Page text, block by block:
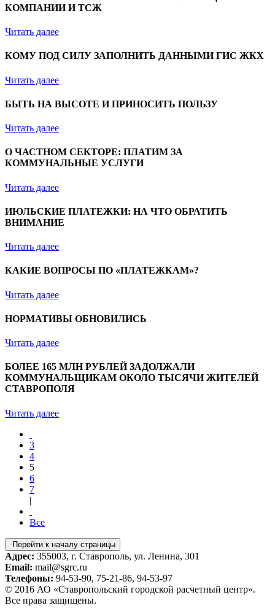
КОМПАНИИ И ТСЖ
Читать далее
КОМУ ПОД СИЛУ ЗАПОЛНИТЬ ДАННЫМИ ГИС ЖКХ
Читать далее
БЫТЬ НА ВЫСОТЕ И ПРИНОСИТЬ ПОЛЬЗУ
Читать далее
О ЧАСТНОМ СЕКТОРЕ: ПЛАТИМ ЗА
КОММУНАЛЬНЫЕ УСЛУГИ
Читать далее
ИЮЛЬСКИЕ ПЛАТЕЖКИ: НА ЧТО ОБРАТИТЬ
ВНИМАНИЕ
Читать далее
КАКИЕ ВОПРОСЫ ПО «ПЛАТЕЖКАМ»?
Читать далее
НОРМАТИВЫ ОБНОВИЛИСЬ
Читать далее
БОЛЕЕ 165 МЛН РУБЛЕЙ ЗАДОЛЖАЛИ
КОММУНАЛЬЩИКАМ ОКОЛО ТЫСЯЧИ ЖИТЕЛЕЙ
СТАВРОПОЛЯ
Читать далее
3
4
5
6
7
|
Все
Перейти к началу страницы
Адрес: 355003, г. Ставрополь, ул. Ленина, 301
Email: mail@sgrc.ru
Телефоны: 94-53-90, 75-21-86, 94-53-97
© 2016 АО «Ставропольский городской расчетный центр».
Все права защищены.